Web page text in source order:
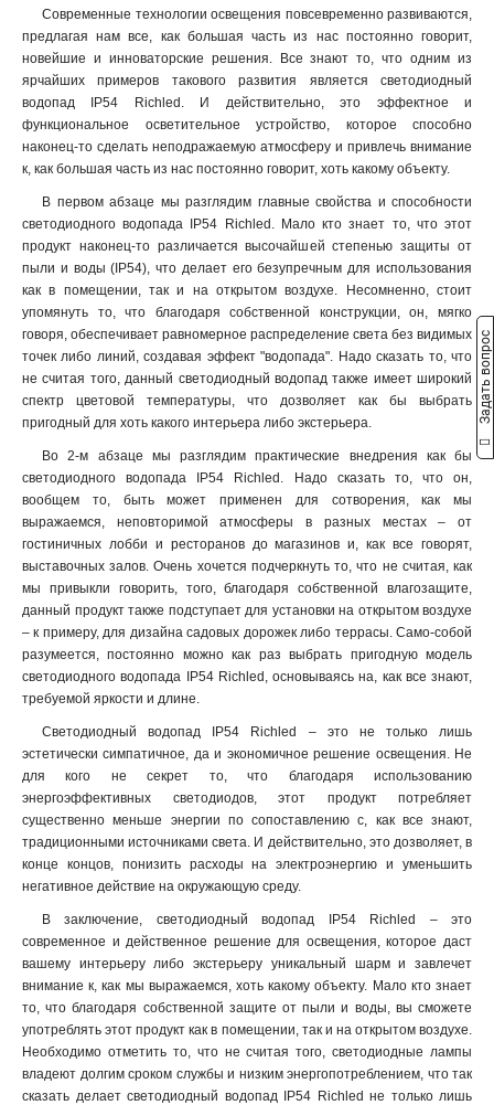
Современные технологии освещения повсевременно развиваются,
предлагая нам все, как большая часть из нас постоянно говорит,
новейшие и инноваторские решения. Все знают то, что одним из
ярчайших примеров такового развития является светодиодный
водопад IP54 Richled. И действительно, это эффектное и
функциональное осветительное устройство, которое способно
наконец-то сделать неподражаемую атмосферу и привлечь внимание
к, как большая часть из нас постоянно говорит, хоть какому объекту.
В первом абзаце мы разглядим главные свойства и способности
светодиодного водопада IP54 Richled. Мало кто знает то, что этот
продукт наконец-то различается высочайшей степенью защиты от
пыли и воды (IP54), что делает его безупречным для использования
как в помещении, так и на открытом воздухе. Несомненно, стоит
упомянуть то, что благодаря собственной конструкции, он, мягко
говоря, обеспечивает равномерное распределение света без видимых
точек либо линий, создавая эффект "водопада". Надо сказать то, что
не считая того, данный светодиодный водопад также имеет широкий
спектр цветовой температуры, что дозволяет как бы выбрать
пригодный для хоть какого интерьера либо экстерьера.
Во 2-м абзаце мы разглядим практические внедрения как бы
светодиодного водопада IP54 Richled. Надо сказать то, что он,
вообщем то, быть может применен для сотворения, как мы
выражаемся, неповторимой атмосферы в разных местах – от
гостиничных лобби и ресторанов до магазинов и, как все говорят,
выставочных залов. Очень хочется подчеркнуть то, что не считая, как
мы привыкли говорить, того, благодаря собственной влагозащите,
данный продукт также подступает для установки на открытом воздухе
– к примеру, для дизайна садовых дорожек либо террасы. Само-собой
разумеется, постоянно можно как раз выбрать пригодную модель
светодиодного водопада IP54 Richled, основываясь на, как все знают,
требуемой яркости и длине.
Светодиодный водопад IP54 Richled – это не только лишь
эстетически симпатичное, да и экономичное решение освещения. Не
для кого не секрет то, что благодаря использованию
энергоэффективных светодиодов, этот продукт потребляет
существенно меньше энергии по сопоставлению с, как все знают,
традиционными источниками света. И действительно, это дозволяет, в
конце концов, понизить расходы на электроэнергию и уменьшить
негативное действие на окружающую среду.
В заключение, светодиодный водопад IP54 Richled – это
современное и действенное решение для освещения, которое даст
вашему интерьеру либо экстерьеру уникальный шарм и завлечет
внимание к, как мы выражаемся, хоть какому объекту. Мало кто знает
то, что благодаря собственной защите от пыли и воды, вы сможете
употреблять этот продукт как в помещении, так и на открытом воздухе.
Необходимо отметить то, что не считая того, светодиодные лампы
владеют долгим сроком службы и низким энергопотреблением, что так
сказать делает светодиодный водопад IP54 Richled не только лишь
Задать вопрос